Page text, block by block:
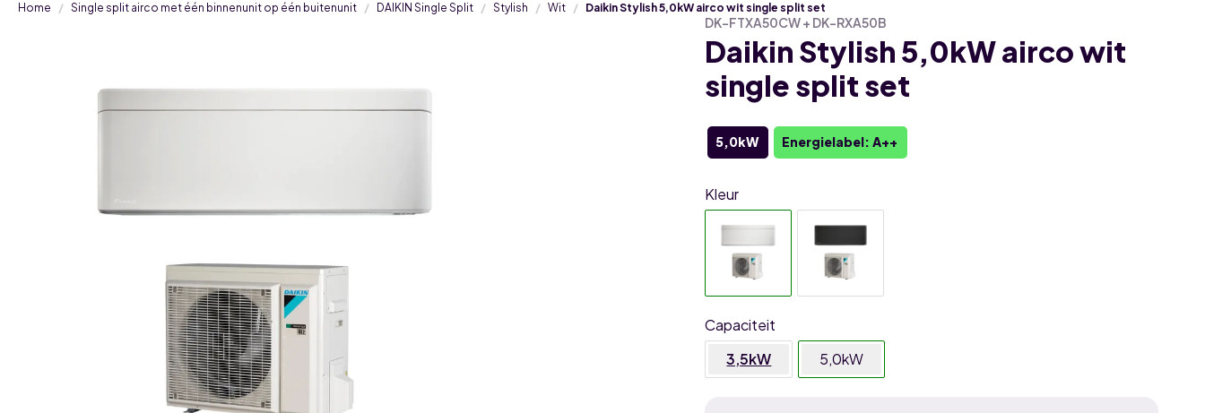
Home Single split airco met één binnenunit op één buitenunit DAIKIN Single Split Stylish Wit Daikin Stylish 5,0kW airco wit single split set
DK-FTXA50CW + DK-RXA50B
Daikin Stylish 5,0kW airco wit
single split set
5,0kW Energielabel: A++
Kleur
Capaciteit
3,5kW
5,0kW